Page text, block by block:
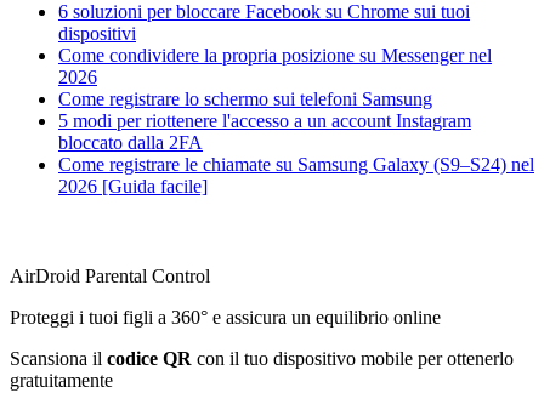
6 soluzioni per bloccare Facebook su Chrome sui tuoi
dispositivi
Come condividere la propria posizione su Messenger nel
2026
Come registrare lo schermo sui telefoni Samsung
5 modi per riottenere l'accesso a un account Instagram
bloccato dalla 2FA
Come registrare le chiamate su Samsung Galaxy (S9–S24) nel
2026 [Guida facile]
AirDroid Parental Control
Proteggi i tuoi figli a 360° e assicura un equilibrio online
Scansiona il codice QR con il tuo dispositivo mobile per ottenerlo
gratuitamente